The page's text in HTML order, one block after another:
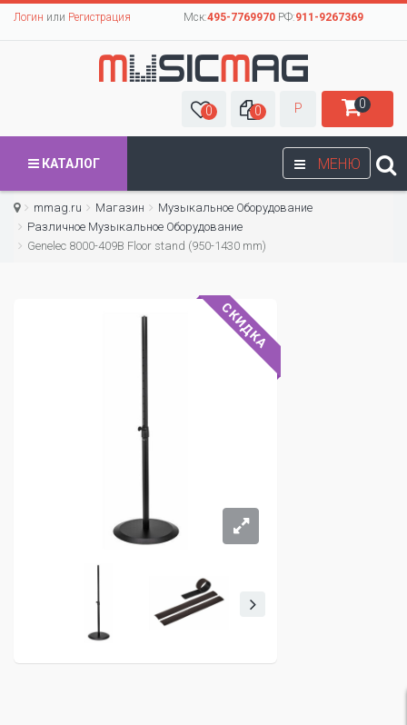
Логин или Регистрация Мск:495-7769970РФ:911-9267369
0 0 Р 0
МЕНЮ
КАТАЛОГ
mmag.ru Магазин
Музыкальное Оборудование
Различное Музыкальное Оборудование
Genelec 8000-409B Floor stand (950-1430 mm)
СКИДКА